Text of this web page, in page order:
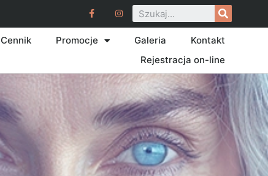
Cennik Promocje Galeria
Kontakt
Rejestracja on-line
NOWOŚC W NASZYM SALONIE